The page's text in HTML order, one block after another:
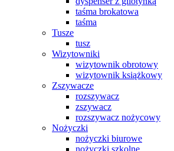
taśma brokatowa
taśma
Tusze
tusz
Wizytowniki
wizytownik obrotowy
wizytownik książkowy
Zszywacze
rozszywacz
zszywacz
rozszywacz nożycowy
Nożyczki
nożyczki biurowe